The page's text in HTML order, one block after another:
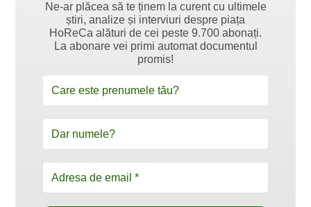
Ne-ar plăcea să te ținem la curent cu ultimele
știri, analize și interviuri despre piața
HoReCa alături de cei peste 9.700 abonați.
La abonare vei primi automat documentul
promis!